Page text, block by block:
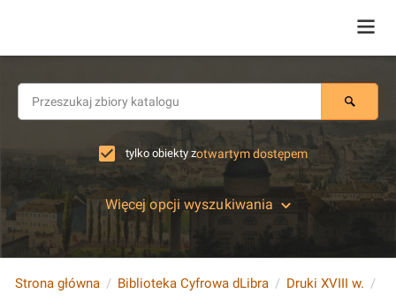
tylko obiekty zotwartym dostępem
Więcej opcji wyszukiwania
Strona główna Biblioteka Cyfrowa dLibra Druki XVIII w.